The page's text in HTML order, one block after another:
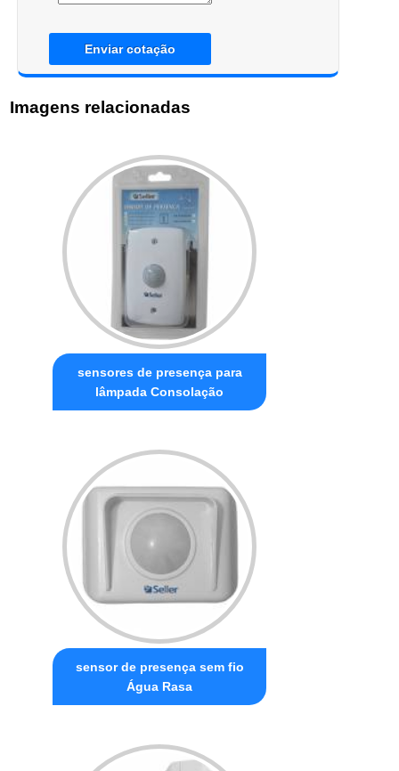
Enviar cotação
Imagens relacionadas
sensores de presença para
lâmpada Consolação
sensor de presença sem fio
Água Rasa